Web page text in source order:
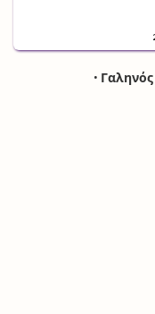
• Γαληνός